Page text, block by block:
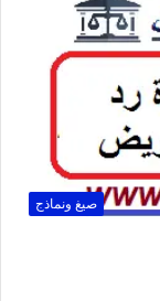
صيغ ونماذج